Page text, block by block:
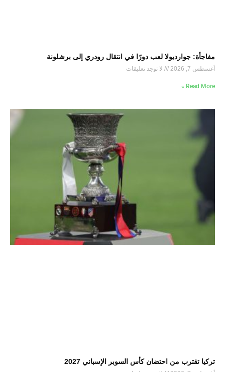
مفاجأة: جوارديولا لعب دورًا في انتقال رودري إلى برشلونة
أغسطس 7, 2026 لا توجد تعليقات
Read More »
تركيا تقترب من احتضان كأس السوبر الإسباني 2027